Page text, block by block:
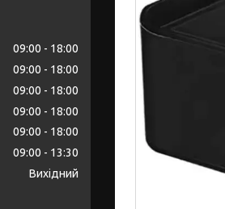
09:00 18:00
09:00 18:00
09:00 18:00
09:00 18:00
09:00 18:00
09:00 13:30
Вихідний